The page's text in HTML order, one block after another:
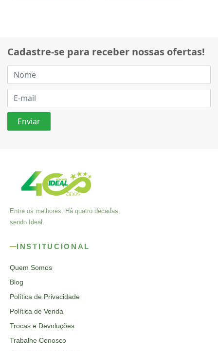
Cadastre-se para receber nossas ofertas!
Entre os melhores. Há quatro décadas,
sendo Ideal.
INSTITUCIONAL
Quem Somos
Blog
Política de Privacidade
Política de Venda
Trocas e Devoluções
Trabalhe Conosco